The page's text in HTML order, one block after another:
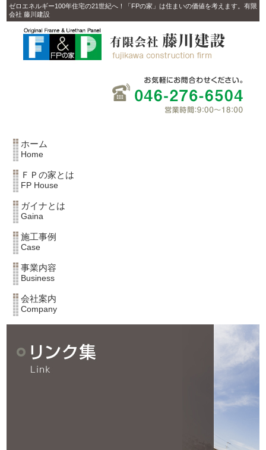
ゼロエネルギー100年住宅の21世紀へ！「FPの家」は住まいの価値を考えます。有限
会社 藤川建設
ホーム
Home
ＦＰの家とは
FP House
ガイナとは
Gaina
施工事例
Case
事業内容
Business
会社案内
Company